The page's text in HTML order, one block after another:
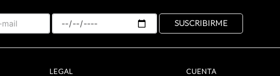
SUSCRIBIRME
LEGAL
CUENTA